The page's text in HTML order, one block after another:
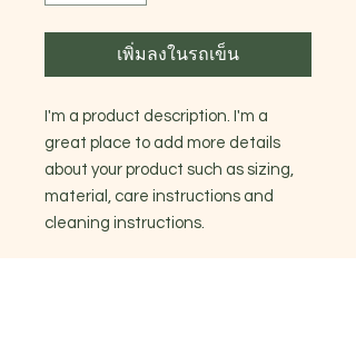
เพิ่มลงในรถเข็น
I'm a product description. I'm a
great place to add more details
about your product such as sizing,
material, care instructions and
cleaning instructions.